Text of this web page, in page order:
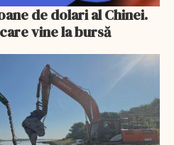
de dolari al Chinei.
vine la bursă